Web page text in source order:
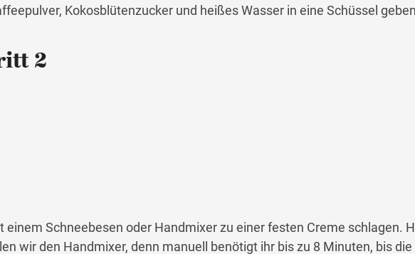
Kokosblütenzucker und heißes Wasser in eine Schüssel
2
einem Schneebesen oder Handmixer zu einer festen Creme schlagen.
wir den Handmixer, denn manuell benötigt ihr bis zu 8 Minuten, bis die